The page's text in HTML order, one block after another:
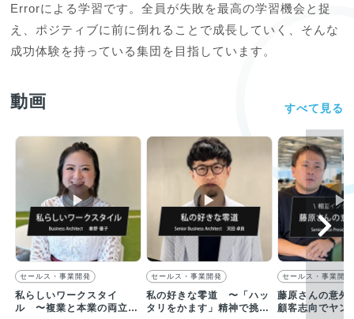
Errorによる学習です。全員が失敗を最高の学習機会と捉
え、ポジティブに前に倒れることで成長していく、そんな
成功体験を持っている集団を目指しています。
動画 すべて見る
▶︎
セールス・事業開発
私らしいワークスタイ
ル 〜複業と本業の両立が
▶︎
セールス・事業開発
私の好きな零道 〜「ハッ
タリをかます」精神で挑む
▶︎
セールス・事業開発
藤原さんの意
顧客志向でヤン